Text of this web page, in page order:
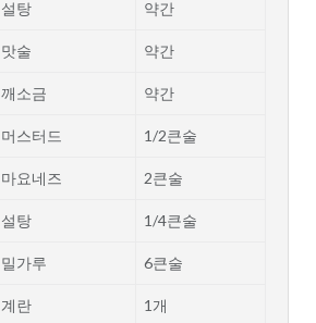
설탕 약간
맛술 약간
깨소금 약간
머스터드 1/2큰술
마요네즈 2큰술
설탕 1/4큰술
밀가루 6큰술
계란 1개